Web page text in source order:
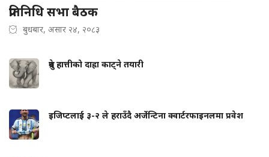
प्रतिनिधि सभा बैठक
बुधबार, असार २४, २०८३
ध्रुवे हात्तीको दाह्रा काट्ने तयारी
इजिप्टलाई ३-२ ले हराउँदै अर्जेन्टिना क्वार्टरफाइनलमा प्रवेश